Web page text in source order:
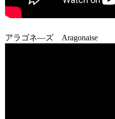
アラゴネ―ズ Aragonaise